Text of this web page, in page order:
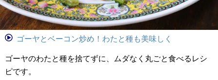
ゴーヤとベーコン炒め！わたと種も美味しく
ゴーヤのわたと種を捨てずに、ムダなく丸ごと食べるレシ
ピです。